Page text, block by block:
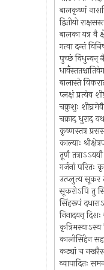
बालकृष्णं
द्वितीयो
बालका यत्र वै
गत्वा दन्तं
पुच्छं विधुन्वन्
बालास्ते
प्लक्षं प्रत्येव
चक्रुशुः
चक्राद् धुराद्
कृष्णस्तत्र
काल्याः
तूर्णं
गर्जनां परितः
उत्प्लुत्य सूकर
सूकरोऽपि तु
सिंहरूपं
निनादयन्
कालीसिंहेन
कट्यां च
व्यापादितः